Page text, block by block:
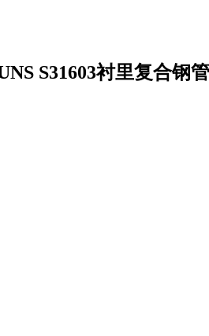
S31603衬里复合钢管